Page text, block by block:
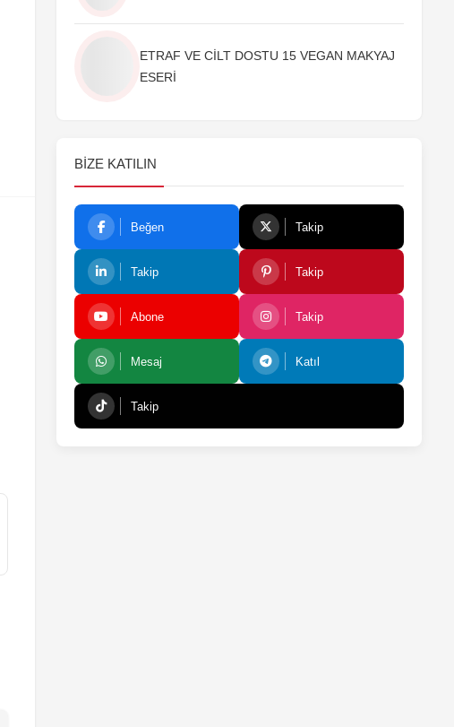
ETRAF VE CİLT DOSTU 15 VEGAN MAKYAJ
ESERİ
BIZE KATILIN
Beğen Takip
Takip Takip
Abone Takip
Mesaj Katıl
Takip